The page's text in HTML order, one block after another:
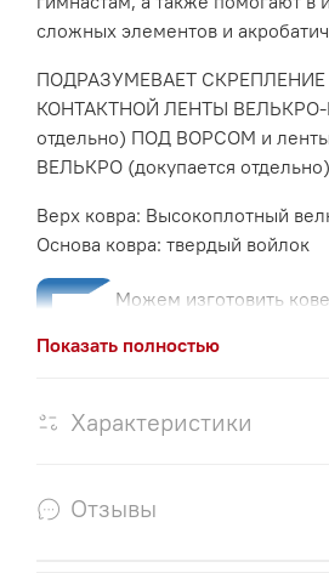
идеальную подгонку и
ПРЕДЛАГАЕМ
ДРУГОГО ОБОРУДОВАНИЯ ДЛЯ
ГОСУДАРСТВЕННЫХ ЦЕНТРОВ!
сложных элементов и
ПОДРАЗУМЕВАЕТ
КОНТАКТНОЙ ЛЕНТЫ ВЕЛЬКРО-
отдельно) ПОД ВОРСОМ и л
ВЕЛЬКРО (докупается
Верх ковра: Высокоплотный
Основа ковра: твердый войлок
Можем изготовить
размеры вашего зала, чтобы
Большие покрытия устилаются
Перед монтажом покрытию
"отлежаться" для наибольшего
Показать полностью
Характеристики
Отзывы